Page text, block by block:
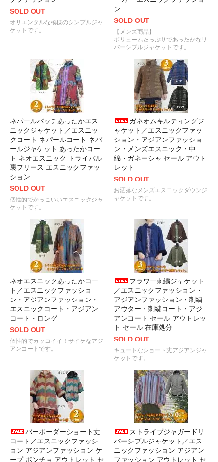
SOLD OUT
オリエンタルな模様のシンプルジャ
ケットです。
ン
SOLD OUT
【メンズ商品】
ボリュームたっぷりであったかなリ
バーシブルジャケットです。
ネパールパッチあったかエス
ニックジャケット／エスニッ
クコート ネパールコート ネパ
ールジャケット あったかコー
ト ネオエスニック トライバル
裏フリース エスニックファッ
ション
SOLD OUT
個性的でかっこいいエスニックジャ
ケットです。
ガネオムキルティングジ
ャケット／エスニックファッ
ション・アジアンファッショ
ン・メンズエスニック・中
綿・ガネーシャ セール アウト
レット
SOLD OUT
お洒落なメンズエスニックダウンジ
ャケットです。
ネオエスニックあったかコー
ト／エスニックファッショ
ン・アジアンファッション・
エスニックコート・アジアン
コート・ロング
SOLD OUT
個性的でカッコイイ！サイケなアジ
アンコートです。
フラワー刺繍ジャケット
／エスニックファッション・
アジアンファッション・刺繍
アウター・刺繍コート・アジ
アンコート セール アウトレッ
ト セール 在庫処分
SOLD OUT
キュートなショート丈アジアンジャ
ケットです。
バーボーダーショート丈
コート／エスニックファッシ
ョン アジアンファッション ケ
ープ ポンチョ アウトレット セ
ストライプジャガードリ
バーシブルジャケット／エス
ニックファッション アジアン
ファッション アウトレット セ